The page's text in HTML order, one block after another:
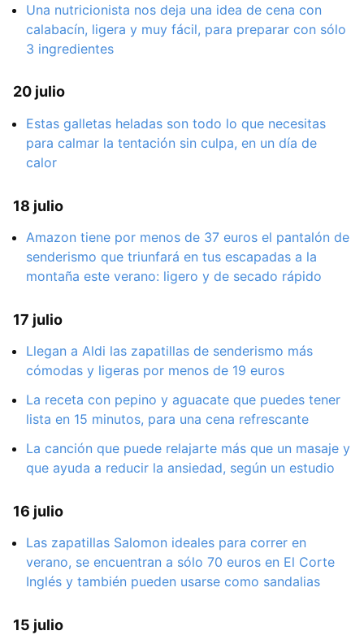
Una nutricionista nos deja una idea de cena con
calabacín, ligera y muy fácil, para preparar con sólo
3 ingredientes
20 julio
Estas galletas heladas son todo lo que necesitas
para calmar la tentación sin culpa, en un día de
calor
18 julio
Amazon tiene por menos de 37 euros el pantalón de
senderismo que triunfará en tus escapadas a la
montaña este verano: ligero y de secado rápido
17 julio
Llegan a Aldi las zapatillas de senderismo más
cómodas y ligeras por menos de 19 euros
La receta con pepino y aguacate que puedes tener
lista en 15 minutos, para una cena refrescante
La canción que puede relajarte más que un masaje y
que ayuda a reducir la ansiedad, según un estudio
16 julio
Las zapatillas Salomon ideales para correr en
verano, se encuentran a sólo 70 euros en El Corte
Inglés y también pueden usarse como sandalias
15 julio